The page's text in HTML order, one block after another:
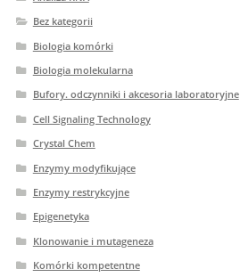
Bez kategorii
Biologia komórki
Biologia molekularna
Bufory. odczynniki i akcesoria laboratoryjne
Cell Signaling Technology
Crystal Chem
Enzymy modyfikujące
Enzymy restrykcyjne
Epigenetyka
Klonowanie i mutageneza
Komórki kompetentne